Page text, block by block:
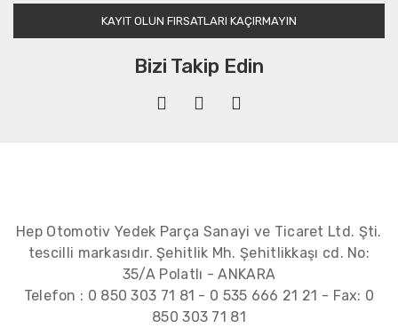
KAYIT OLUN FIRSATLARI KAÇIRMAYIN
Bizi Takip Edin
Hep Otomotiv Yedek Parça Sanayi ve Ticaret Ltd. Şti.
tescilli markasıdır. Şehitlik Mh. Şehitlikkaşı cd. No:
35/A Polatlı - ANKARA
Telefon : 0 850 303 71 81 - 0 535 666 21 21 - Fax: 0
850 303 71 81